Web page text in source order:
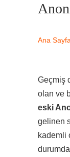
Ana Sayfa
Geçmiş
olan ve
eski
gelinen
kademli